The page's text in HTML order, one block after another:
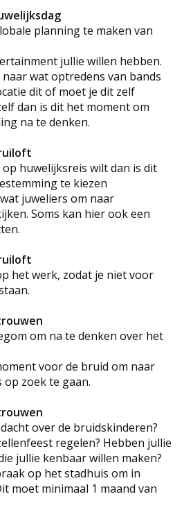
planning te maken van
jullie willen hebben.
wat optredens van bands
dit of moet je dit zelf
dan is dit het moment om
na te denken.
huwelijksreis wilt dan is dit
te kiezen
juweliers om naar
Soms kan hier ook een
het werk, zodat je niet voor
om na te denken over het
voor de bruid om naar
op zoek te gaan.
over de bruidskinderen?
regelen? Hebben jullie
jullie kenbaar willen maken?
op het stadhuis om in
moet minimaal 1 maand van